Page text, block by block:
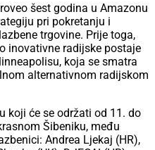
šest godina u Amazonu
pri pokretanju i
trgovine. Prije toga,
inovativne radijske postaje
koja se smatra
alternativnom radijskom
koji će se održati od 11. do
Šibeniku, među
Andrea Ljekaj (HR),